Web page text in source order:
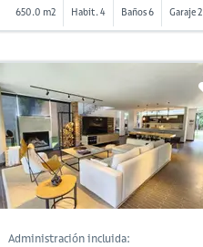
650.0 m2 Habit. 4 Baños 6 Garaje 2
Administración incluida: